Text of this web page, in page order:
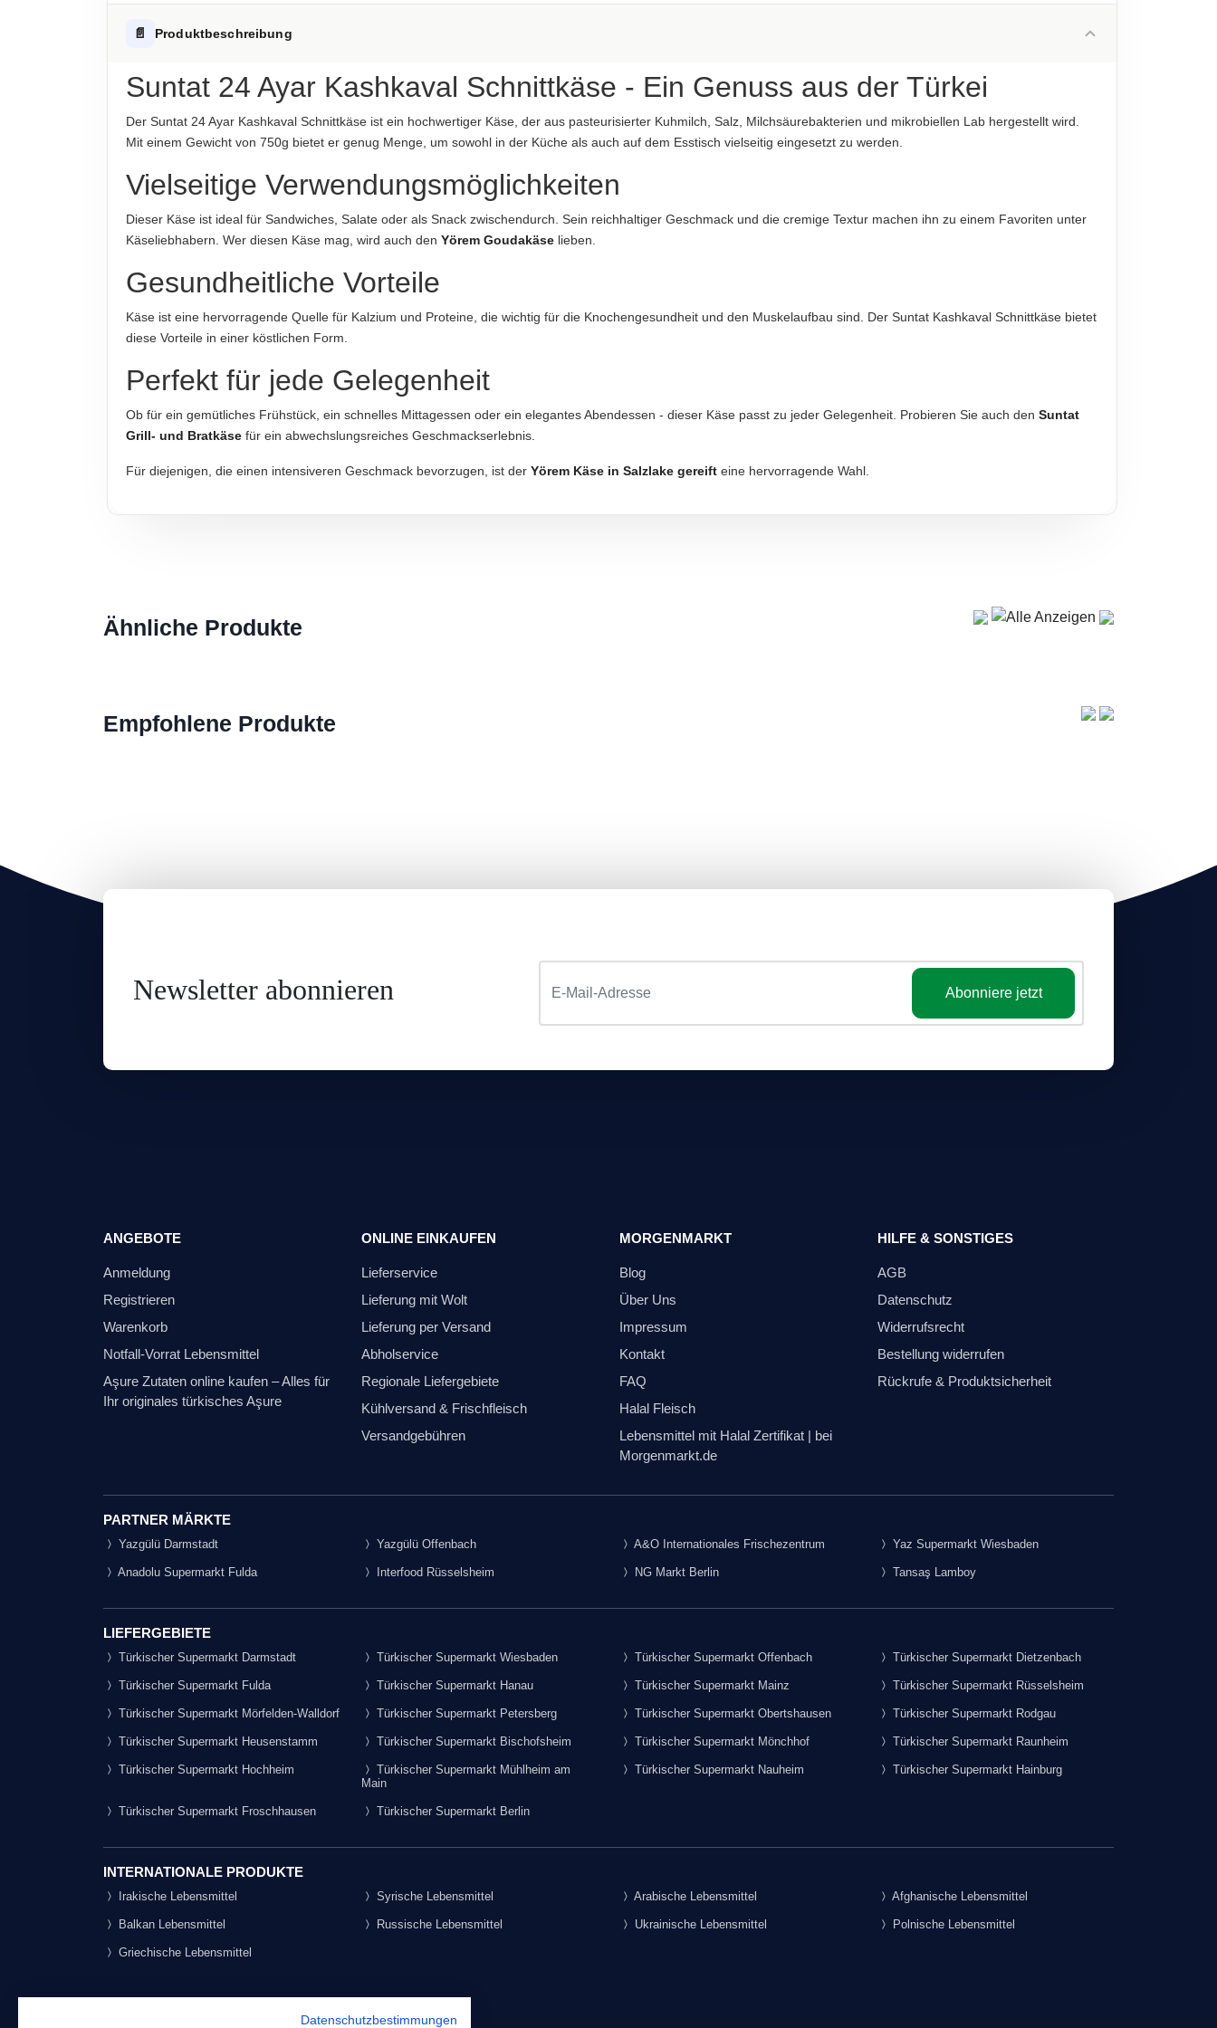
-davon gesättigte Fettsäuren 17 g
Eiweiß
Hinweis zur Haftung: Für die vorstehenden Angaben wird keine Haftung übernommen. Bitte prüfen Sie die Angaben auf der jeweiligen Produktverpackung; nur diese sind verbindlich.
ALLERGENHINWEISE
AUFBEWAHRUNGSHINWEIS
HERKUNFTSLAND
Für die vorstehenden Angaben wird keine Haftung übernommen...
750g
NETTOFÜLLMENGE
750g
HERSTELLER
📄 Produktbeschreibung
Suntat 24 Ayar Kashkaval Schnittkäse - Ein Genuss aus der Türkei
Der Suntat 24 Ayar Kashkaval Schnittkäse ist ein hochwertiger Käse, der aus pasteurisierter Kuhmilch, Salz, Milchsäurebakterien und mikrobiellen Lab hergestellt wird.
Mit einem Gewicht von 750g bietet er genug Menge, um sowohl in der Küche als auch auf dem Esstisch vielseitig eingesetzt zu werden.
Vielseitige Verwendungsmöglichkeiten
Dieser Käse ist ideal für Sandwiches, Salate oder als Snack zwischendurch. Sein reichhaltiger Geschmack und die cremige Textur machen ihn zu einem Favoriten unter
Käseliebhabern. Wer diesen Käse mag, wird auch den Yörem Goudakäse lieben.
Gesundheitliche Vorteile
Käse ist eine hervorragende Quelle für Kalzium und Proteine, die wichtig für die Knochengesundheit und den Muskelaufbau sind. Der Suntat Kashkaval Schnittkäse bietet
diese Vorteile in einer köstlichen Form.
Perfekt für jede Gelegenheit
Ob für ein gemütliches Frühstück, ein schnelles Mittagessen oder ein elegantes Abendessen - dieser Käse passt zu jeder Gelegenheit. Probieren Sie auch den Suntat
Grill- und Bratkäse für ein abwechslungsreiches Geschmackserlebnis.
Für diejenigen, die einen intensiveren Geschmack bevorzugen, ist der Yörem Käse in Salzlake gereift eine hervorragende Wahl.
Ähnliche Produkte
Empfohlene Produkte
Newsletter abonnieren Abonniere jetzt
ANGEBOTE
Anmeldung
Registrieren
Warenkorb
Notfall-Vorrat Lebensmittel
Aşure Zutaten online kaufen – Alles für
Ihr originales türkisches Aşure
ONLINE EINKAUFEN
Lieferservice
Lieferung mit Wolt
Lieferung per Versand
Abholservice
Regionale Liefergebiete
Kühlversand & Frischfleisch
Versandgebühren
MORGENMARKT
Blog
Über Uns
Impressum
Kontakt
FAQ
Halal Fleisch
Lebensmittel mit Halal Zertifikat | bei
Morgenmarkt.de
HILFE & SONSTIGES
AGB
Datenschutz
Widerrufsrecht
Bestellung widerrufen
Rückrufe & Produktsicherheit
PARTNER MÄRKTE
Yazgülü Darmstadt Yazgülü Offenbach A&O Internationales Frischezentrum Yaz Supermarkt Wiesbaden
Anadolu Supermarkt Fulda Interfood Rüsselsheim NG Markt Berlin Tansaş Lamboy
LIEFERGEBIETE
Türkischer Supermarkt Darmstadt Türkischer Supermarkt Wiesbaden Türkischer Supermarkt Offenbach Türkischer Supermarkt Dietzenbach
Türkischer Supermarkt Fulda Türkischer Supermarkt Hanau Türkischer Supermarkt Mainz Türkischer Supermarkt Rüsselsheim
Türkischer Supermarkt Mörfelden-Walldorf Türkischer Supermarkt Petersberg Türkischer Supermarkt Obertshausen Türkischer Supermarkt Rodgau
Türkischer Supermarkt Heusenstamm Türkischer Supermarkt Bischofsheim Türkischer Supermarkt Mönchhof Türkischer Supermarkt Raunheim
Türkischer Supermarkt Hochheim
Türkischer Supermarkt Mühlheim am
Main
Türkischer Supermarkt Nauheim Türkischer Supermarkt Hainburg
Türkischer Supermarkt Froschhausen Türkischer Supermarkt Berlin
INTERNATIONALE PRODUKTE
Irakische Lebensmittel Syrische Lebensmittel Arabische Lebensmittel Afghanische Lebensmittel
Balkan Lebensmittel Russische Lebensmittel Ukrainische Lebensmittel Polnische Lebensmittel
Griechische Lebensmittel
Datenschutzbestimmungen